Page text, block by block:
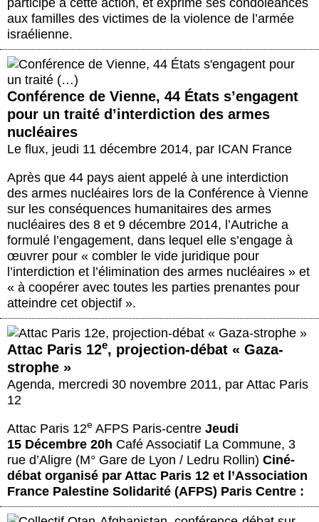
aux familles des victimes de la violence de l’armée
israélienne.
Conférence de Vienne, 44 États s’engagent
pour un traité d’interdiction des armes
nucléaires
Le flux, jeudi 11 décembre 2014, par ICAN France
Après que 44 pays aient appelé à une interdiction
des armes nucléaires lors de la Conférence à Vienne
sur les conséquences humanitaires des armes
nucléaires des 8 et 9 décembre 2014, l’Autriche a
formulé l’engagement, dans lequel elle s’engage à
œuvrer pour « combler le vide juridique pour
l’interdiction et l’élimination des armes nucléaires » et
« à coopérer avec toutes les parties prenantes pour
atteindre cet objectif ».
Attac Paris 12e, projection-débat « Gaza-
strophe »
Agenda, mercredi 30 novembre 2011, par Attac Paris
12
Attac Paris 12e AFPS Paris-centre Jeudi
15 Décembre 20h Café Associatif La Commune, 3
rue d’Aligre (M° Gare de Lyon / Ledru Rollin) Ciné-
débat organisé par Attac Paris 12 et l’Association
France Palestine Solidarité (AFPS) Paris Centre :